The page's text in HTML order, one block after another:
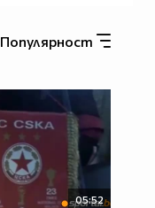
Популярност
05:52